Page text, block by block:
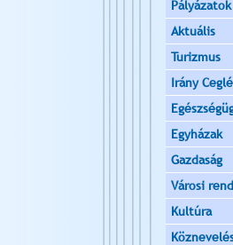
Pályázatok
Aktuális
Turizmus
Irány
Egyházak
Gazdaság
Városi
Kultúra